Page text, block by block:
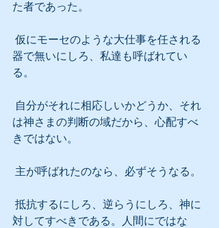
た者であった。
器で無いにしろ、私達も呼ばれてい
る。
は神さまの判断の域だから、心配すべ
きではない。
主が呼ばれたのなら、必ずそうなる。
対してすべきである。人間にではな